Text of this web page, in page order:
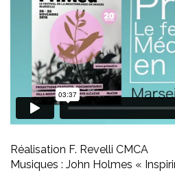
Réalisation F. Revelli CMCA
Musiques : John Holmes «